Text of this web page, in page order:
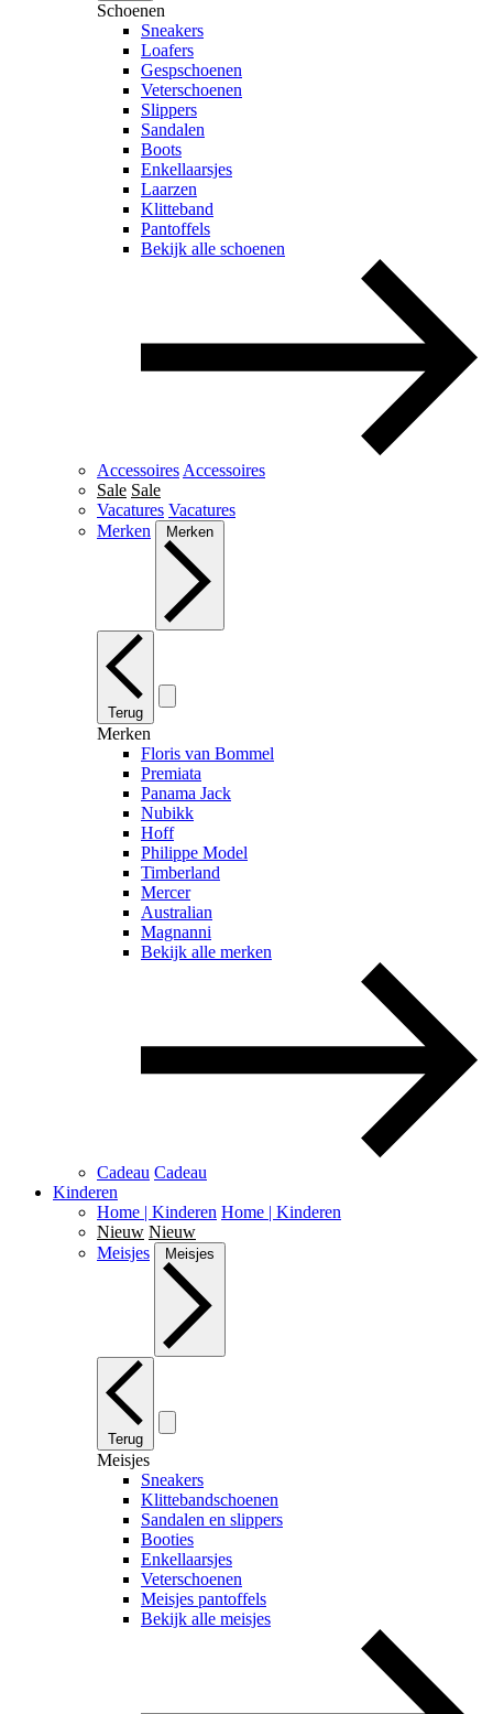
Schoenen
Sneakers
Loafers
Gespschoenen
Veterschoenen
Slippers
Sandalen
Boots
Enkellaarsjes
Laarzen
Klitteband
Pantoffels
Bekijk alle schoenen
Accessoires Accessoires
Sale Sale
Vacatures Vacatures
Merken
Merken
Terug
Merken
Floris van Bommel
Premiata
Panama Jack
Nubikk
Hoff
Philippe Model
Timberland
Mercer
Australian
Magnanni
Bekijk alle merken
Cadeau Cadeau
Kinderen
Home | Kinderen Home | Kinderen
Nieuw Nieuw
Meisjes
Meisjes
Terug
Meisjes
Sneakers
Klittebandschoenen
Sandalen en slippers
Booties
Enkellaarsjes
Veterschoenen
Meisjes pantoffels
Bekijk alle meisjes